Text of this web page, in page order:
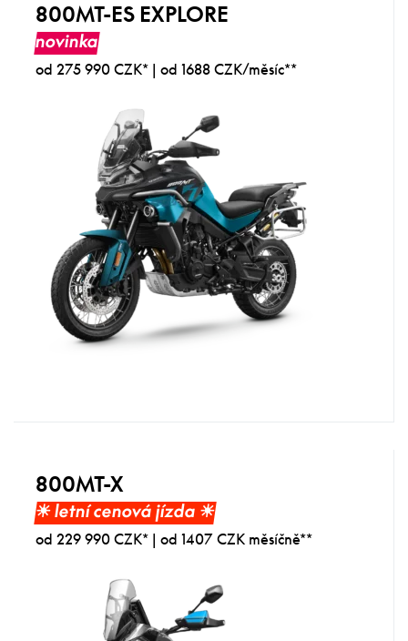
800MT-ES EXPLORE
novinka
od 275 990 CZK* | od 1688 CZK/měsíc**
800MT-X
☀︎ letní cenová jízda ☀︎
od 229 990 CZK* | od 1407 CZK měsíčně**